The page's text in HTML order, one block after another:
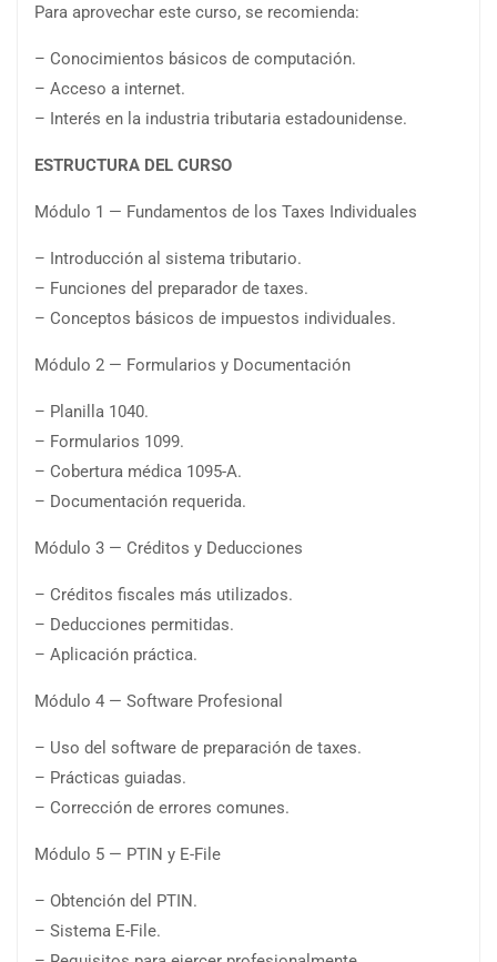
Para aprovechar este curso, se recomienda:
– Conocimientos básicos de computación.
– Acceso a internet.
– Interés en la industria tributaria estadounidense.
ESTRUCTURA DEL CURSO
Módulo 1 — Fundamentos de los Taxes Individuales
– Introducción al sistema tributario.
– Funciones del preparador de taxes.
– Conceptos básicos de impuestos individuales.
Módulo 2 — Formularios y Documentación
– Planilla 1040.
– Formularios 1099.
– Cobertura médica 1095-A.
– Documentación requerida.
Módulo 3 — Créditos y Deducciones
– Créditos fiscales más utilizados.
– Deducciones permitidas.
– Aplicación práctica.
Módulo 4 — Software Profesional
– Uso del software de preparación de taxes.
– Prácticas guiadas.
– Corrección de errores comunes.
Módulo 5 — PTIN y E-File
– Obtención del PTIN.
– Sistema E-File.